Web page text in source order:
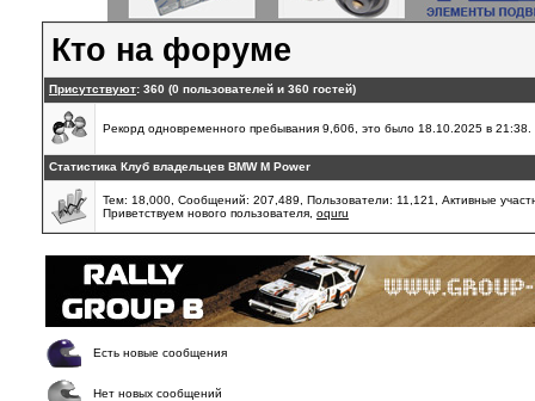
Кто на форуме
Присутствуют: 360 (0 пользователей и 360 гостей)
Рекорд одновременного пребывания 9,606, это было 18.10.2025 в 21:38.
Статистика Клуб владельцев BMW M Power
Тем: 18,000, Сообщений: 207,489, Пользователи: 11,121, Активные
Приветствуем нового пользователя, oquru
Есть новые сообщения
Нет новых сообщений